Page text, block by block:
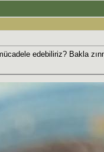
edebiliriz? Bakla